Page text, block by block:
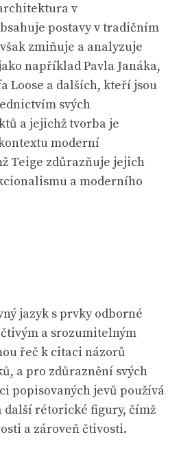
v
postavy v tradičním
zmiňuje a analyzuje
například Pavla Janáka,
Loose a dalších, kteří jsou
svých
a jejichž tvorba je
moderní
Teige zdůrazňuje jejich
a moderního
jazyk s prvky odborné
a srozumitelným
řeč k citaci názorů
a pro zdůraznění svých
popisovaných jevů používá
další rétorické figury, čímž
a zároveň čtivosti.